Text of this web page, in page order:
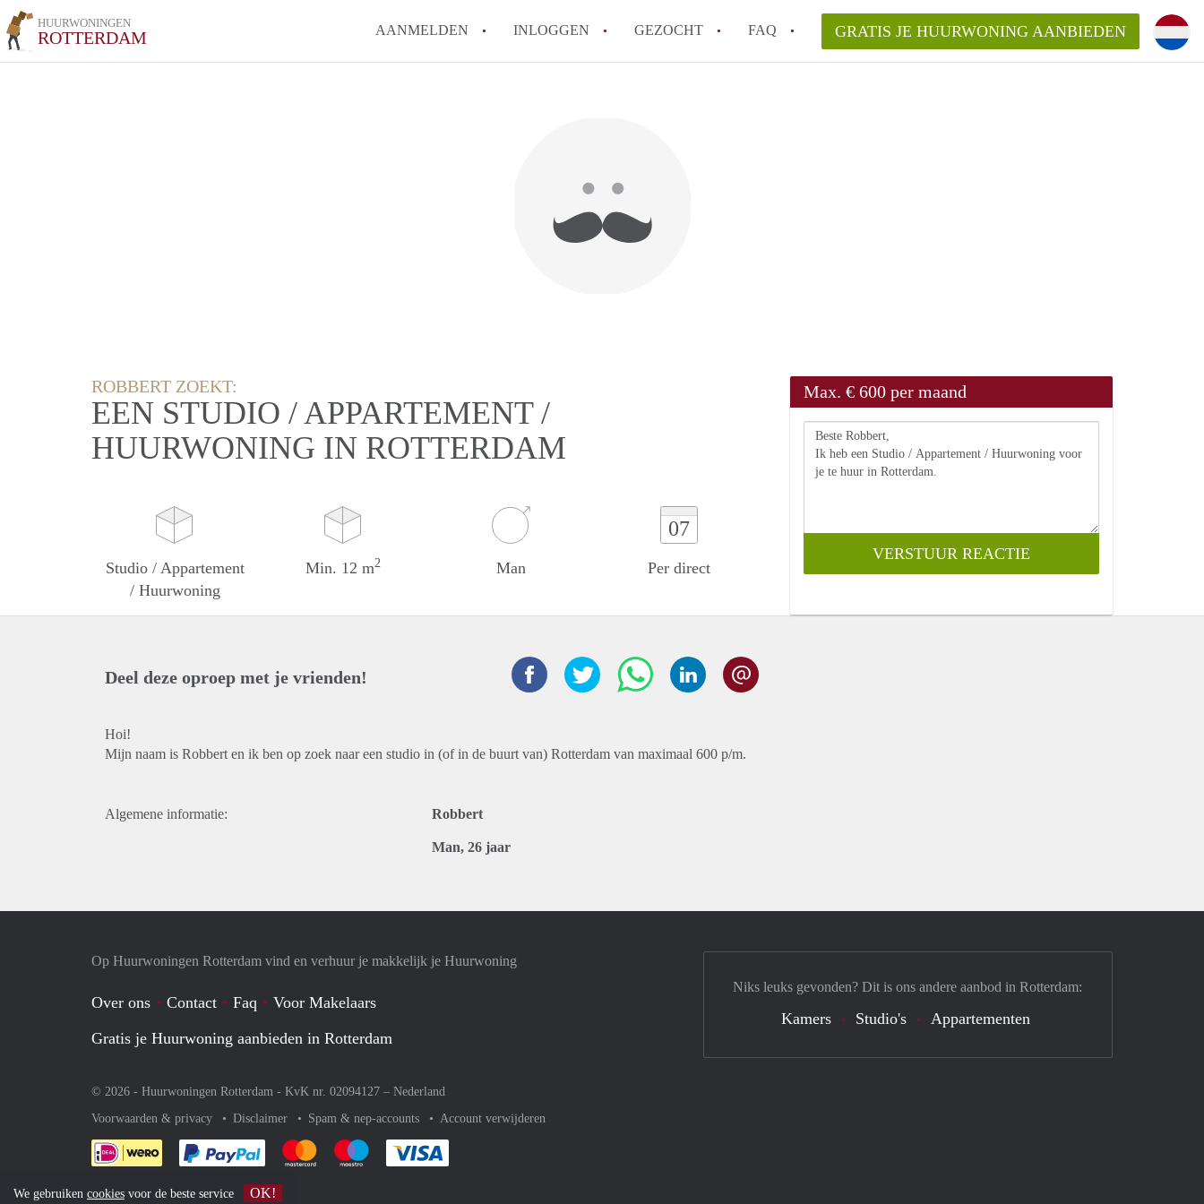
HUURWONINGEN
ROTTERDAM AANMELDEN INLOGGEN GEZOCHT FAQ
Wat is de privacyverklaring van HuurwoningenRotterdam?
Berekent HuurwoningenRotterdam
makelaarsvergoeding/bemiddelingsvergoeding?
GRATIS JE HUURWONING AANBIEDEN
ROBBERT ZOEKT:
EEN STUDIO / APPARTEMENT /
HUURWONING IN ROTTERDAM
Studio / Appartement
/ Huurwoning
Min. 12 m2 Man
07
Per direct
Max. € 600 per maand
Deel deze oproep met je vrienden!
Hoi!
Mijn naam is Robbert en ik ben op zoek naar een studio in (of in de buurt van) Rotterdam van maximaal 600 p/m.
Algemene informatie: Robbert
Man, 26 jaar
Op Huurwoningen Rotterdam vind en verhuur je makkelijk je Huurwoning
Over ons Contact Faq
Voor Makelaars
Gratis je Huurwoning aanbieden in Rotterdam
© 2026 - Huurwoningen Rotterdam - KvK nr. 02094127 – Nederland
Voorwaarden & privacy
Disclaimer Spam & nep-accounts Account verwijderen
Je rekent gemakkelijk af met Paypal
Je rekent gemakkelijk af met Mastercard
Je rekent gemakkelijk af met Meastro
Niks leuks gevonden? Dit is ons andere aanbod in Rotterdam:
Kamers Studio's Appartementen
We gebruiken cookies voor de beste service OK!